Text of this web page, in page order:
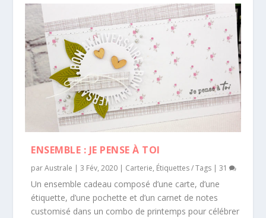
ENSEMBLE : JE PENSE À TOI
parAustrale |3 Fév, 2020 Carterie, Étiquettes / Tags |31
Un ensemble cadeau composé d’une carte, d’une
étiquette, d’une pochette et d’un carnet de notes
customisé dans un combo de printemps pour célébrer